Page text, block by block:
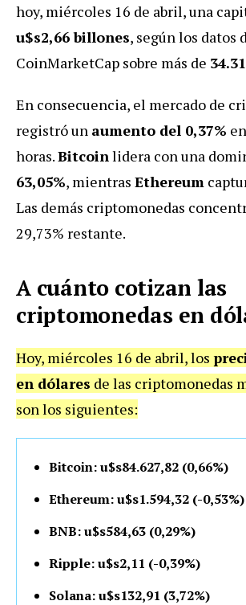
hoy, miércoles 16 de abril, una
u$s2,66 billones, según los datos
CoinMarketCap sobre más de
En consecuencia, el mercado de
registró un aumento del 0,37%
horas.Bitcoinlidera con una
63,05%, mientras Ethereum
Las demás criptomonedas
29,73% restante.
A cuánto cotizan las
criptomonedas en
Hoy, miércoles 16 de abril, los
en dólares de las criptomonedas
son los siguientes:
Bitcoin: u$s84.627,82 (0,66%)
Ethereum: u$s1.594,32 (-0,53%)
BNB: u$s584,63 (0,29%)
Ripple: u$s2,11 (-0,39%)
Solana: u$s132,91 (3,72%)